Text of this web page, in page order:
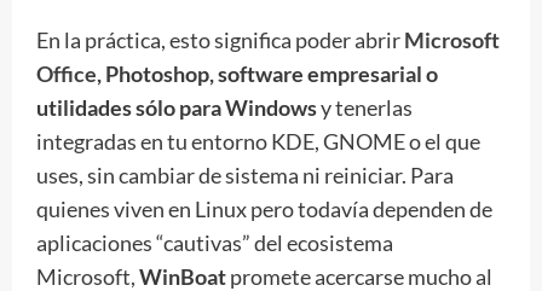
En la práctica, esto significa poder abrirMicrosoft
Office, Photoshop, software empresarial o
utilidades sólo para Windowsy tenerlas
integradas en tu entorno KDE, GNOME o el que
uses, sin cambiar de sistema ni reiniciar. Para
quienes viven en Linux pero todavía dependen de
aplicaciones “cautivas” del ecosistema
Microsoft,WinBoatpromete acercarse mucho al